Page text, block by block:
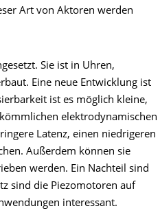
Art von Aktoren werden
Sie ist in Uhren,
Eine neue Entwicklung ist
ist es möglich kleine,
elektrodynamischen
Latenz, einen niedrigeren
Außerdem können sie
werden. Ein Nachteil sind
sind die Piezomotoren auf
interessant.